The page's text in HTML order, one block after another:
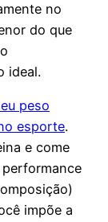
no
do que
ideal.
peso
esporte.
e come
impõe a